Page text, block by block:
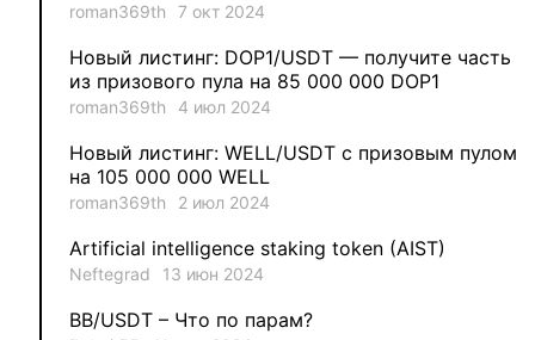
aleksandr-es 2
Jevick 1
MysticalEnergyNFT 1
roman369th 7 окт 2024
Новый листинг: DOP1/USDT — получите часть
из призового пула на 85 000 000 DOP1
roman369th 4 июл 2024
Новый листинг: WELL/USDT с призовым пулом
на 105 000 000 WELL
roman369th 2 июл 2024
Artificial intelligence staking token (AIST)
Neftegrad 13 июн 2024
BB/USDT – Что по парам?